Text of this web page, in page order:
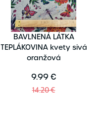
BAVLNENÁ LÁTKA
TEPLÁKOVINA kvety sivá
oranžová
9.99 €
14.20 €